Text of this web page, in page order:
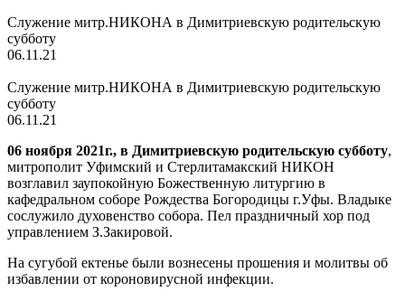
Служение митр.НИКОНА в Димитриевскую родительскую
субботу
06.11.21
Служение митр.НИКОНА в Димитриевскую родительскую
субботу
06.11.21
06 ноября 2021г., в Димитриевскую родительскую субботу,
митрополит Уфимский и Стерлитамакский НИКОН
возглавил заупокойную Божественную литургию в
кафедральном соборе Рождества Богородицы г.Уфы. Владыке
сослужило духовенство собора. Пел праздничный хор под
управлением З.Закировой.
На сугубой ектенье были вознесены прошения и молитвы об
избавлении от короновирусной инфекции.